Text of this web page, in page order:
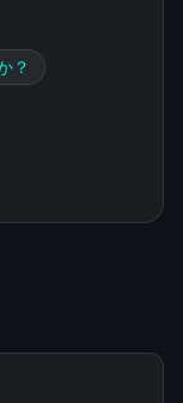
？